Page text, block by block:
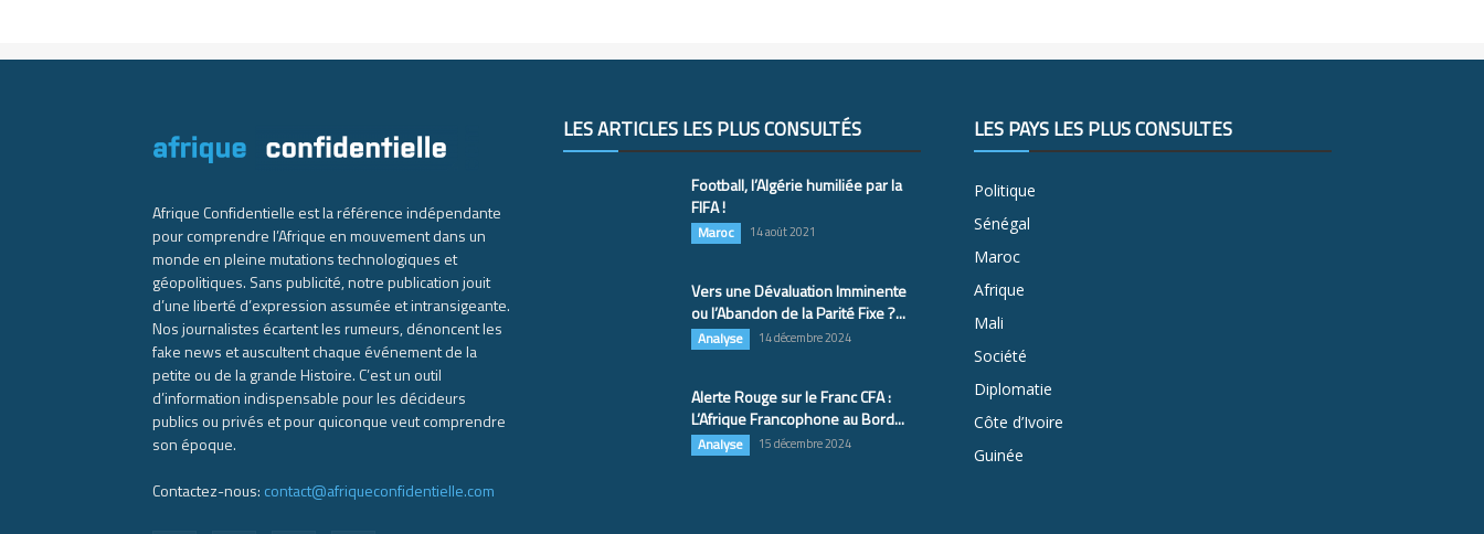
Afrique Confidentielle est la référence indépendante
pour comprendre l’Afrique en mouvement dans un
monde en pleine mutations technologiques et
géopolitiques. Sans publicité, notre publication jouit
d’une liberté d’expression assumée et intransigeante.
Nos journalistes écartent les rumeurs, dénoncent les
fake news et auscultent chaque événement de la
petite ou de la grande Histoire. C’est un outil
d’information indispensable pour les décideurs
publics ou privés et pour quiconque veut comprendre
son époque.
Contactez-nous: contact@afriqueconfidentielle.com
LES ARTICLES LES PLUS CONSULTÉS
Football, l’Algérie humiliée par la
FIFA !
Maroc 14 août 2021
Vers une Dévaluation Imminente
ou l’Abandon de la Parité Fixe ?...
Analyse 14 décembre 2024
Alerte Rouge sur le Franc CFA :
L’Afrique Francophone au Bord...
Analyse 15 décembre 2024
LES PAYS LES PLUS CONSULTÉS
Politique
Sénégal
Maroc
Afrique
Mali
Société
Diplomatie
Côte d’Ivoire
Guinée